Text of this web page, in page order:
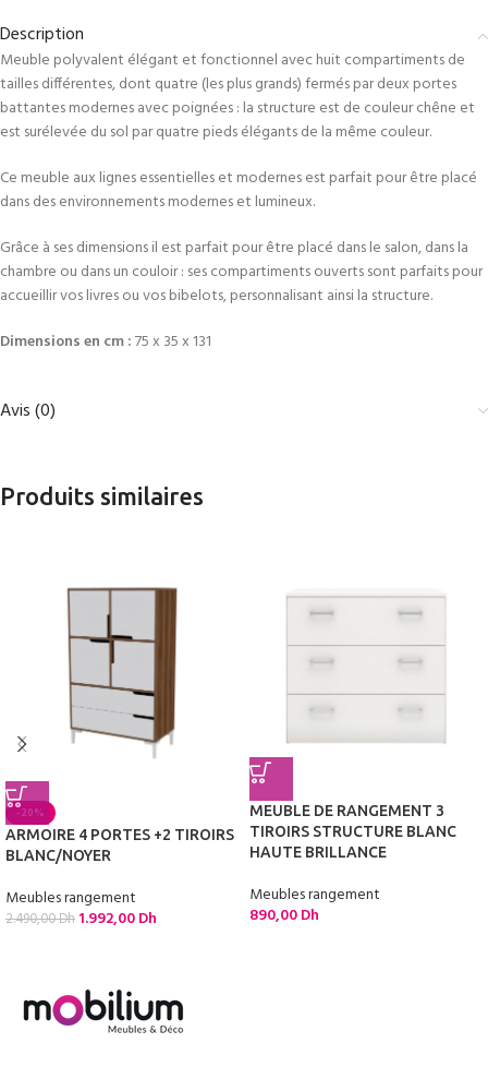
Description
Meuble polyvalent élégant et fonctionnel avec huit compartiments de
tailles différentes, dont quatre (les plus grands) fermés par deux portes
battantes modernes avec poignées : la structure est de couleur chêne et
est surélevée du sol par quatre pieds élégants de la même couleur.
Ce meuble aux lignes essentielles et modernes est parfait pour être placé
dans des environnements modernes et lumineux.
Grâce à ses dimensions il est parfait pour être placé dans le salon, dans la
chambre ou dans un couloir : ses compartiments ouverts sont parfaits pour
accueillir vos livres ou vos bibelots, personnalisant ainsi la structure.
Dimensions en cm :75 x 35 x 131
Avis (0)
Produits similaires
-20%
ARMOIRE 4 PORTES +2 TIROIRS
BLANC/NOYER
Meubles rangement
2.490,00Dh 1.992,00Dh
MEUBLE DE RANGEMENT 3
TIROIRS STRUCTURE BLANC
HAUTE BRILLANCE
Meubles rangement
890,00Dh